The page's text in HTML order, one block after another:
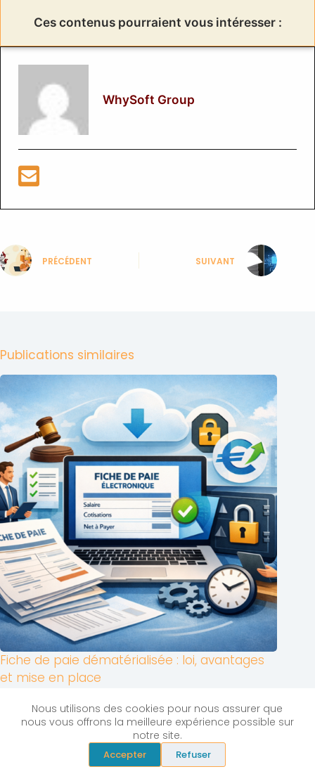
Nous utilisons des cookies pour nous assurer que
nous vous offrons la meilleure expérience possible sur
notre site.
Accepter Refuser
Ces contenus pourraient vous intéresser :
WhySoft Group
PRÉCÉDENT SUIVANT
Publications similaires
Fiche de paie dématérialisée : loi, avantages
et mise en place
janvier 23, 2026